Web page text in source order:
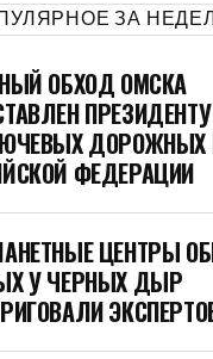
ЗА
ОБХОД ОМСКА
ДОРОЖНЫХ
ФЕДЕРАЦИИ
ЦЕНТРЫ
У ЧЕРНЫХ ДЫР